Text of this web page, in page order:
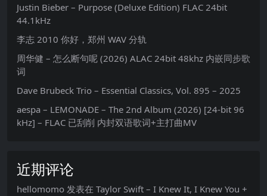
Justin Bieber – Purpose (Deluxe Edition) FLAC 24bit
44.1kHz
李志 2010 你好，郑州 WAV 分轨
周华健 – 怎么断句呢 (2026) ALAC 24bit 48khz 内嵌同步歌
词
Dave Brubeck Trio – Essential Classics, Vol. 895 – 2025
aespa – LEMONADE – The 2nd Album (2026) [24-bit 96
kHz] – FLAC 已刮削 内封双语歌词+主打曲MV
近期评论
hellomomo 发表在 Taylor Swift – I Knew It, I Knew You +